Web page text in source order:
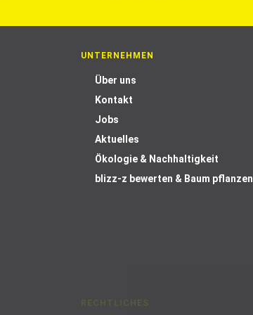
UNTERNEHMEN
Über uns
Kontakt
Jobs
Aktuelles
Ökologie & Nachhaltigkeit
blizz-z bewerten & Baum pflanzen